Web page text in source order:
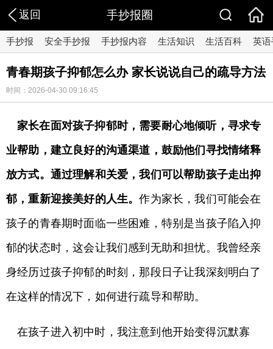
返回 手抄报圈
手抄报 安全手抄报 手抄报内容 生活知识 生活百科 英
青春期孩子抑郁怎么办 家长说说自己的疏导方法
时间：2026-04-30 09:16:45
家长在面对孩子抑郁时，需要耐心地倾听，寻求专
业帮助，建立良好的沟通渠道，鼓励他们寻找情绪释
放方式。通过理解和关爱，我们可以帮助孩子走出抑
郁，重新迎接美好的人生。作为家长，我们可能会在
孩子的青春期时面临一些困难，特别是当孩子陷入抑
郁的状态时，这会让我们感到无助和担忧。我曾经亲
身经历过孩子抑郁的时刻，那段日子让我深刻明白了
在这样的情况下，如何进行疏导和帮助。
在孩子进入初中时，我注意到他开始变得沉默寡